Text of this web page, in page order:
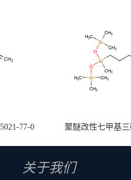
77-0 聚醚改性七甲基三
关于我们